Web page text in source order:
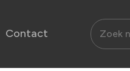
Contact